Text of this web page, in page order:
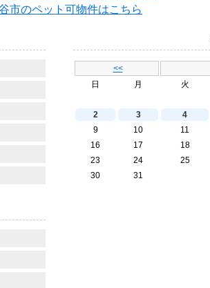
市のペット可物件はこちら
<<
日
月 火
2
3 4
9
10 11
16
17 18
23
24 25
30
31